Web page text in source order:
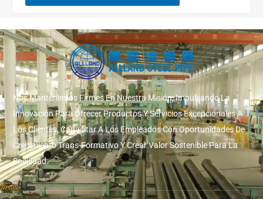
Nos Mantenemos Firmes En Nuestra Misión, Impulsando La
Innovación Para Ofrecer Productos Y Servicios Excepcionales A
Los Clientes, Capacitar A Los Empleados Con Oportunidades De
Crecimiento Trans-Formativo Y Crear Valor Sostenible Para La
Sociedad.